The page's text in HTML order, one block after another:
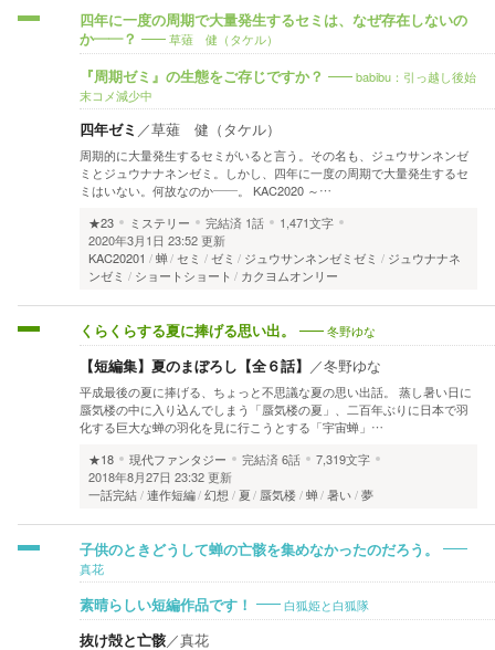
四年に一度の周期で大量発生するセミは、なぜ存在しないの
か――？
草薙 健（タケル）
『周期ゼミ』の生態をご存じですか？
babibu：引っ越し後始
末コメ減少中
四年ゼミ ／草薙 健（タケル）
周期的に大量発生するセミがいると言う。その名も、ジュウサンネンゼ
ミとジュウナナネンゼミ。しかし、四年に一度の周期で大量発生するセ
ミはいない。何故なのか――。 KAC2020 ～…
★23
ミステリー 完結済 1話
1,471文字
2020年3月1日 23:52 更新
KAC20201
蝉 セミ ゼミ ジュウサンネンゼミゼミ
ジュウナナネ
ンゼミ
ショートショート カクヨムオンリー
くらくらする夏に捧げる思い出。 冬野ゆな
【短編集】夏のまぼろし【全６話】 ／冬野ゆな
平成最後の夏に捧げる、ちょっと不思議な夏の思い出話。 蒸し暑い日に
蜃気楼の中に入り込んでしまう「蜃気楼の夏」、二百年ぶりに日本で羽
化する巨大な蝉の羽化を見に行こうとする「宇宙蝉」…
★18
現代ファンタジー 完結済6話
7,319文字
2018年8月27日 23:32 更新
一話完結 連作短編 幻想 夏 蜃気楼 蝉 暑い 夢
子供のときどうして蝉の亡骸を集めなかったのだろう。
真花
素晴らしい短編作品です！ 白狐姫と白狐隊
抜け殻と亡骸／真花